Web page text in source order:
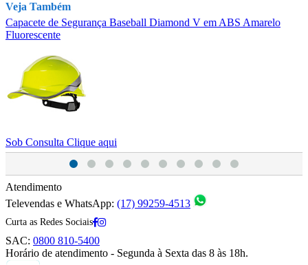
Veja Também
Capacete de Segurança Baseball Diamond V em ABS Amarelo
Fluorescente
Sob Consulta Clique aqui
Atendimento
Televendas e WhatsApp: (17) 99259-4513
Curta as Redes Sociais
SAC: 0800 810-5400
Horário de atendimento - Segunda à Sexta das 8 às 18h.